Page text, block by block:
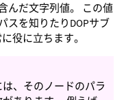
んだ文字列値。 この値
スを知りたりDOPサブ
役に立ちます。
、そのノードのパラ